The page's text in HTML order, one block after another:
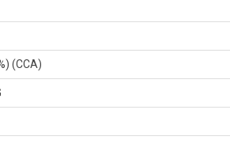
liên hệ HOTLINE
(CCA)